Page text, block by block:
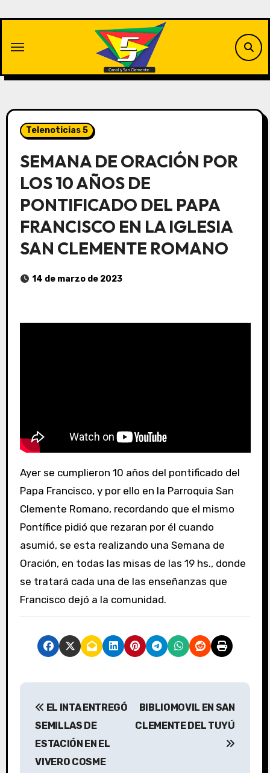
contenido
Telenoticias 5
SEMANA DE ORACIÓN POR
LOS 10 AÑOS DE
PONTIFICADO DEL PAPA
FRANCISCO EN LA IGLESIA
SAN CLEMENTE ROMANO
14 de marzo de 2023
Ayer se cumplieron 10 años del pontificado del
Papa Francisco, y por ello en la Parroquia San
Clemente Romano, recordando que el mismo
Pontífice pidió que rezaran por él cuando
asumió, se esta realizando una Semana de
Oración, en todas las misas de las 19 hs., donde
se tratará cada una de las enseñanzas que
Francisco dejó a la comunidad.
N
EL INTA ENTREGÓ
SEMILLAS DE
ESTACIÓN EN EL
VIVERO COSME
BIBLIOMOVIL EN SAN
CLEMENTE DEL TUYÚ